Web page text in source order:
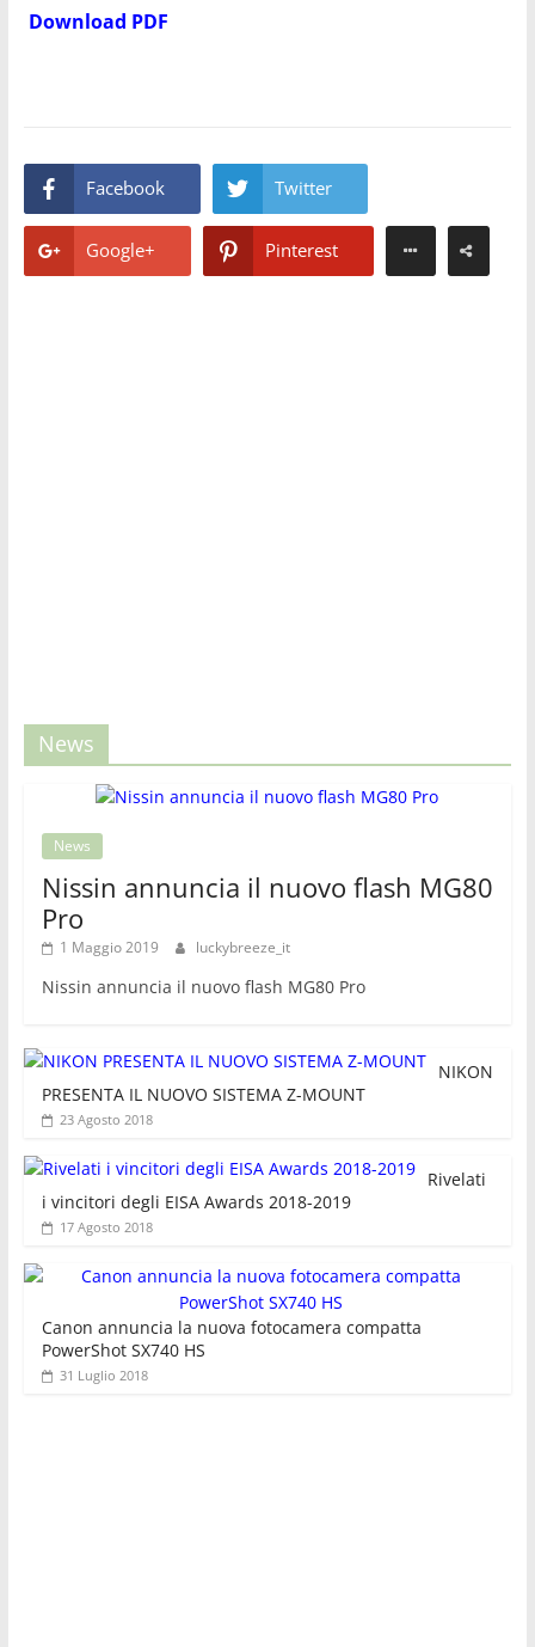
Download PDF
Facebook Twitter
Google+ Pinterest
News
News
Nissin annuncia il nuovo flash MG80
Pro
1 Maggio 2019 luckybreeze_it
Nissin annuncia il nuovo flash MG80 Pro
NIKON
PRESENTA IL NUOVO SISTEMA Z-MOUNT
23 Agosto 2018
Rivelati
i vincitori degli EISA Awards 2018-2019
17 Agosto 2018
Canon annuncia la nuova fotocamera compatta
PowerShot SX740 HS
31 Luglio 2018